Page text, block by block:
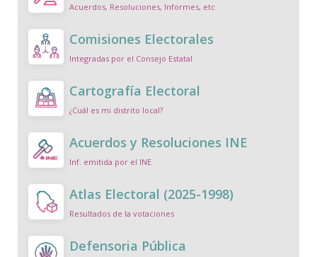
Acuerdos, Resoluciones, Informes, etc
Comisiones Electorales
Integradas por el Consejo Estatal
Cartografía Electoral
¿Cuál es mi distrito local?
Acuerdos y Resoluciones INE
Inf. emitida por el INE
Atlas Electoral (2025-1998)
Resultados de la votaciones
Defensoria Pública